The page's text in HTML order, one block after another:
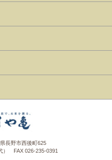
長野市西後町625
） FAX 026-235-0391